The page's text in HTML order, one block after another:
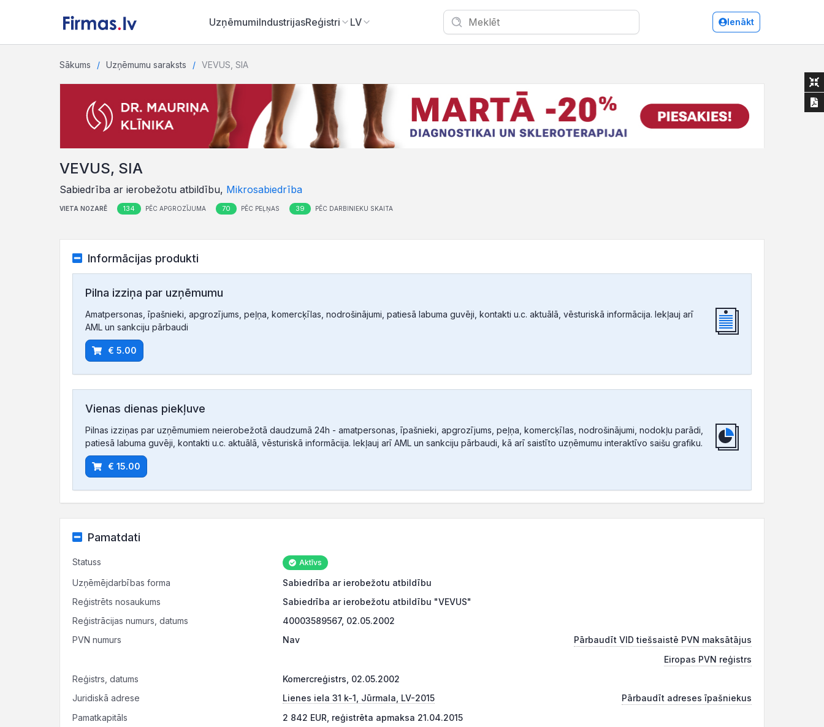
UzņēmumiIndustrijasReģistri LV Ienākt
Sākums Uzņēmumu saraksts VEVUS, SIA
VEVUS, SIA
Sabiedrība ar ierobežotu atbildību, Mikrosabiedrība
VIETA NOZARĒ 134 PĒC APGROZĪJUMA 70 PĒC PEĻŅAS 39 PĒC DARBINIEKU SKAITA
Informācijas produkti
Pilna izziņa par uzņēmumu
Amatpersonas, īpašnieki, apgrozījums, peļņa, komercķīlas, nodrošinājumi, patiesā labuma guvēji, kontakti u.c. aktuālā, vēsturiskā informācija. Iekļauj arī
AML un sankciju pārbaudi
€ 5.00
Vienas dienas piekļuve
Pilnas izziņas par uzņēmumiem neierobežotā daudzumā 24h - amatpersonas, īpašnieki, apgrozījums, peļņa, komercķīlas, nodrošinājumi, nodokļu parādi,
patiesā labuma guvēji, kontakti u.c. aktuālā, vēsturiskā informācija. Iekļauj arī AML un sankciju pārbaudi, kā arī saistīto uzņēmumu interaktīvo saišu grafiku.
€ 15.00
Pamatdati
Statuss Aktīvs
Uzņēmējdarbības forma
Sabiedrība ar ierobežotu atbildību
Reģistrēts nosaukums
Sabiedrība ar ierobežotu atbildību "VEVUS"
Reģistrācijas numurs, datums
40003589567, 02.05.2002
PVN numurs
Nav
Pārbaudīt VID tiešsaistē PVN maksātājus
Eiropas PVN reģistrs
Reģistrs, datums
Komercreģistrs, 02.05.2002
Juridiskā adrese
Lienes iela 31 k-1, Jūrmala, LV-2015
Pārbaudīt adreses īpašniekus
Pamatkapitāls
2 842 EUR, reģistrēta apmaksa 21.04.2015